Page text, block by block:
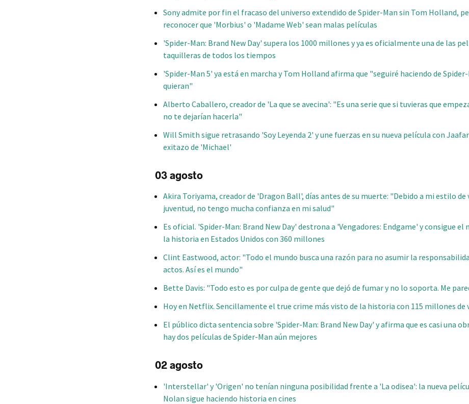
Sony admite por fin el fracaso del universo extendido de Spider-Man sin Tom Holland,
reconocer que 'Morbius' o 'Madame Web' sean malas películas
'Spider-Man: Brand New Day' supera los 1000 millones y ya es oficialmente una de las
taquilleras de todos los tiempos
'Spider-Man 5' ya está en marcha y Tom Holland afirma que "seguiré haciendo de
quieran"
Alberto Caballero, creador de 'La que se avecina': "Es una serie que si tuvieras que
no te dejarían hacerla"
Will Smith sigue retrasando 'Soy Leyenda 2' y une fuerzas en su nueva película con
exitazo de 'Michael'
03 agosto
Akira Toriyama, creador de 'Dragon Ball', días antes de su muerte: "Debido a mi estilo de
juventud, no tengo mucha confianza en mi salud"
Es oficial. 'Spider-Man: Brand New Day' destrona a 'Vengadores: Endgame' y consigue el
la historia en Estados Unidos con 360 millones
Clint Eastwood, actor: "Todo el mundo busca una razón para no asumir la
actos. Así es el mundo"
Bette Davis: "Todo esto es por culpa de gente que dejó de fumar y no lo soporta. Me
Hoy en Netflix. Sencillamente el true crime más visto de la historia con 115 millones de
El público dicta sentencia sobre 'Spider-Man: Brand New Day' y afirma que es casi una
hay dos películas de Spider-Man aún mejores
02 agosto
'Interstellar' y 'Origen' no tenían ninguna posibilidad frente a 'La odisea': la nueva
Nolan sigue haciendo historia en cines